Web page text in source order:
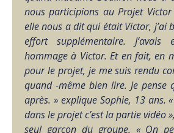
nous participions au Projet
elle nous a dit qui était Victor, j’ai
effort supplémentaire.
hommage à Victor. Et en fait, en
pour le projet, je me suis rendu
quand -même bien lire. Je pense
après. » explique Sophie, 13 ans.
dans le projet c’est la partie vidéo
seul garçon du groupe. « On